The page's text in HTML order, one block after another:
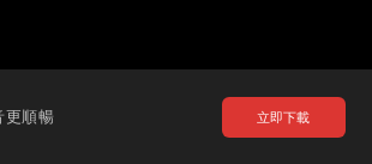
更順暢 立即下載